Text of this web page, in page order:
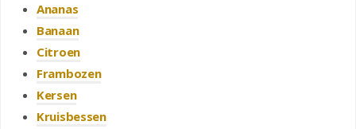
Ananas
Banaan
Citroen
Frambozen
Kersen
Kruisbessen